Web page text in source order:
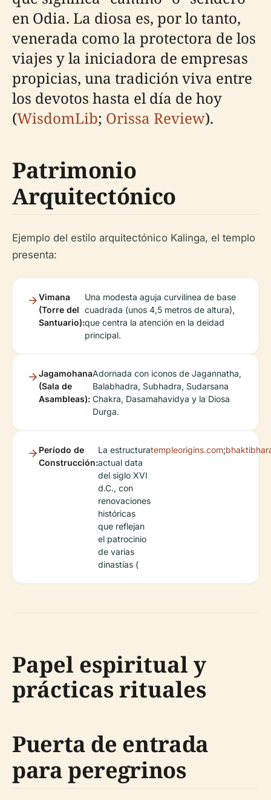
en Odia. La diosa es, por lo tanto,
venerada como la protectora de los
viajes y la iniciadora de empresas
propicias, una tradición viva entre
los devotos hasta el día de hoy
(WisdomLib; Orissa Review).
Patrimonio
Arquitectónico
Ejemplo del estilo arquitectónico Kalinga, el templo
presenta:
Vimana
(Torre del
Santuario):
Una modesta aguja curvilínea de base
cuadrada (unos 4,5 metros de altura),
que centra la atención en la deidad
principal.
Jagamohana
(Sala de
Asambleas):
Adornada con iconos de Jagannatha,
Balabhadra, Subhadra, Sudarsana
Chakra, Dasamahavidya y la Diosa
Durga.
Período de
Construcción:
La estructura
actual data
del siglo XVI
d.C., con
renovaciones
históricas
que reflejan
el patrocinio
de varias
dinastías (
templeorigins.com;
Papel espiritual y
prácticas rituales
Puerta de entrada
para peregrinos